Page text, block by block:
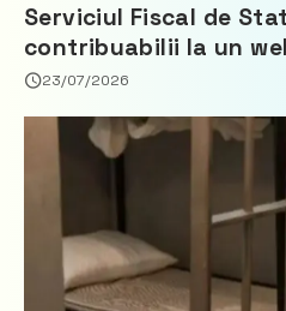
Serviciul Fiscal de
contribuabilii la un
privind calculul
23/07/2026